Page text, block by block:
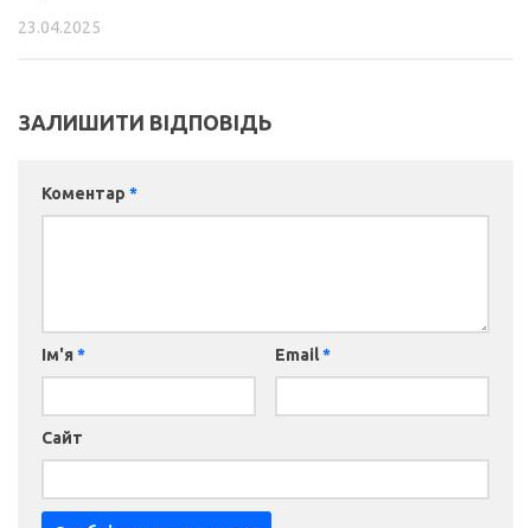
23.04.2025
ЗАЛИШИТИ ВІДПОВІДЬ
Коментар *
Ім'я * Email*
Сайт